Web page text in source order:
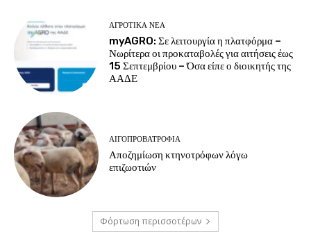
ΑΓΡΟΤΙΚΆ ΝΈΑ
myAGRO: Σε λειτουργία η πλατφόρμα –
Νωρίτερα οι προκαταβολές για αιτήσεις έως
15 Σεπτεμβρίου – Όσα είπε ο διοικητής της
ΑΑΔΕ
ΑΙΓΟΠΡΟΒΑΤΡΟΦΊΑ
Αποζημίωση κτηνοτρόφων λόγω
επιζωοτιών
Φόρτωση περισσοτέρων